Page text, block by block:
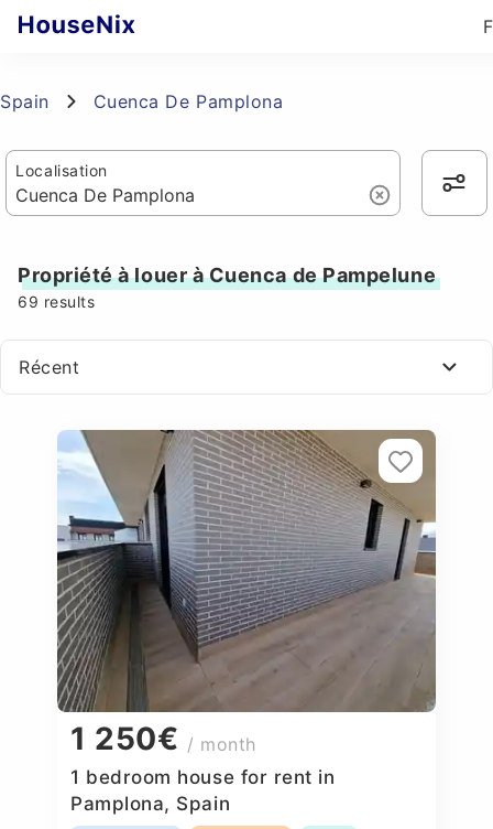
Spain Cuenca De Pamplona
Localisation
Propriété à louer à Cuenca de Pampelune
69 results
Récent
1 250€ / month
1 bedroom house for rent in
Pamplona, Spain